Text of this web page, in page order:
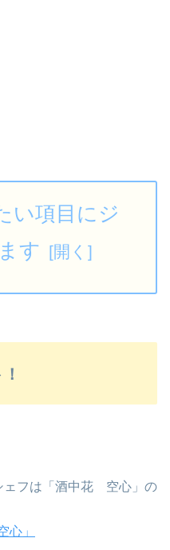
い項目にジ
す
ェフは「酒中花 空心」の
心」